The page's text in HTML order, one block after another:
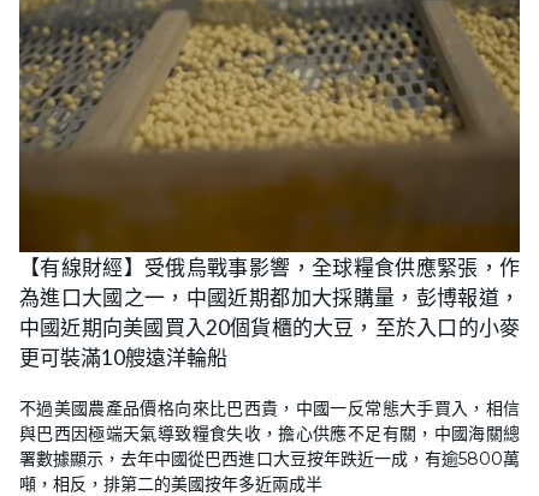
【有線財經】受俄烏戰事影響，全球糧食供應緊張，作
為進口大國之一，中國近期都加大採購量，彭博報道，
中國近期向美國買入20個貨櫃的大豆，至於入口的小麥
更可裝滿10艘遠洋輪船
不過美國農產品價格向來比巴西貴，中國一反常態大手買入，相信
與巴西因極端天氣導致糧食失收，擔心供應不足有關，中國海關總
署數據顯示，去年中國從巴西進口大豆按年跌近一成，有逾5800萬
噸，相反，排第二的美國按年多近兩成半